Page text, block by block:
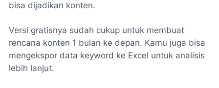
bisa dijadikan konten.
Versi gratisnya sudah cukup untuk membuat
rencana konten 1 bulan ke depan. Kamu juga bisa
mengekspor data keyword ke Excel untuk analisis
lebih lanjut.